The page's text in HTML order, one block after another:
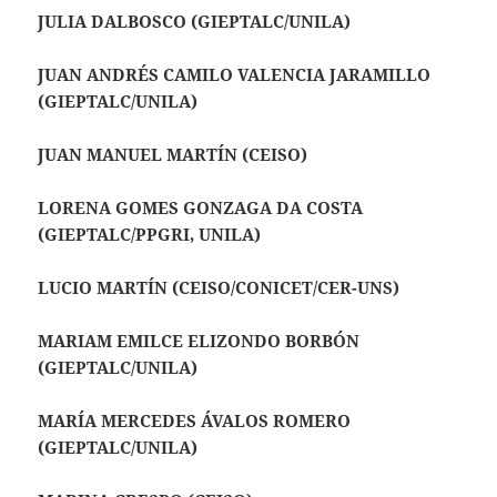
JULIA DALBOSCO (GIEPTALC/UNILA)
JUAN ANDRÉS CAMILO VALENCIA JARAMILLO
(GIEPTALC/UNILA)
JUAN MANUEL MARTÍN (CEISO)
LORENA GOMES GONZAGA DA COSTA
(GIEPTALC/PPGRI, UNILA)
LUCIO MARTÍN (CEISO/CONICET/CER-UNS)
MARIAM EMILCE ELIZONDO BORBÓN
(GIEPTALC/UNILA)
MARÍA MERCEDES ÁVALOS ROMERO
(GIEPTALC/UNILA)